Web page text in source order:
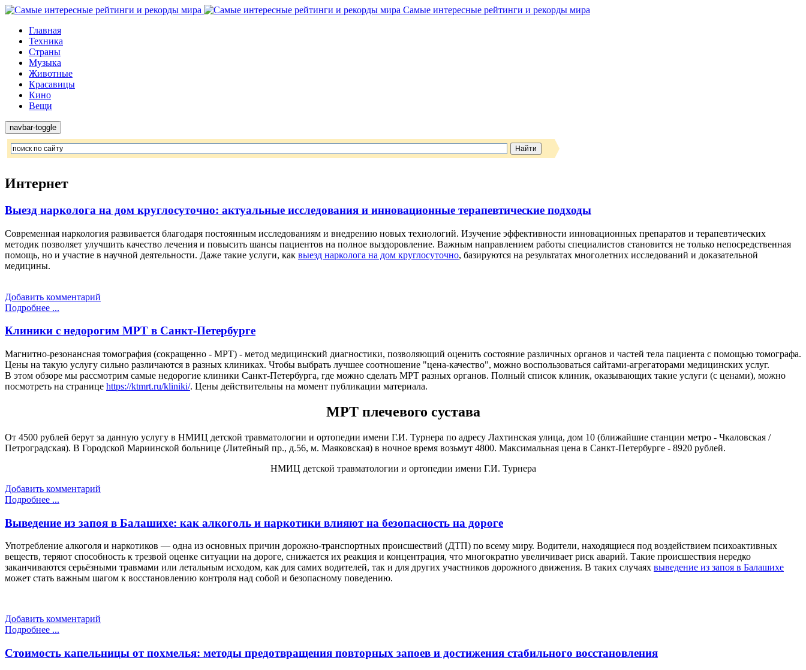
Самые интересные рейтинги и рекорды мира
Главная
Техника
Страны
Музыка
Животные
Красавицы
Кино
Вещи
navbar-toggle
Интернет
Выезд нарколога на дом круглосуточно: актуальные исследования и инновационные терапевтические подходы
Современная наркология развивается благодаря постоянным исследованиям и внедрению новых технологий. Изучение эффективности инновационных препаратов и терапевтических
методик позволяет улучшить качество лечения и повысить шансы пациентов на полное выздоровление. Важным направлением работы специалистов становится не только непосредственная
помощь, но и участие в научной деятельности. Даже такие услуги, как выезд нарколога на дом круглосуточно, базируются на результатах многолетних исследований и доказательной
медицины.
Добавить комментарий
Подробнее ...
Клиники с недорогим МРТ в Санкт-Петербурге
Магнитно-резонансная томография (сокращенно - МРТ) - метод медицинский диагностики, позволяющий оценить состояние различных органов и частей тела пациента с помощью томографа.
Цены на такую услугу сильно различаются в разных клиниках. Чтобы выбрать лучшее соотношение "цена-качество", можно воспользоваться сайтами-агрегаторами медицинских услуг.
В этом обзоре мы рассмотрим самые недорогие клиники Санкт-Петербурга, где можно сделать МРТ разных органов. Полный список клиник, оказывающих такие услуги (с ценами), можно
посмотреть на странице https://ktmrt.ru/kliniki/. Цены действительны на момент публикации материала.
МРТ плечевого сустава
От 4500 рублей берут за данную услугу в НМИЦ детской травматологии и ортопедии имени Г.И. Турнера по адресу Лахтинская улица, дом 10 (ближайшие станции метро - Чкаловская /
Петроградская). В Городской Мариинской больнице (Литейный пр., д.56, м. Маяковская) в ночное время возьмут 4800. Максимальная цена в Санкт-Петербурге - 8920 рублей.
НМИЦ детской травматологии и ортопедии имени Г.И. Турнера
Добавить комментарий
Подробнее ...
Выведение из запоя в Балашихе: как алкоголь и наркотики влияют на безопасность на дороге
Употребление алкоголя и наркотиков — одна из основных причин дорожно-транспортных происшествий (ДТП) по всему миру. Водители, находящиеся под воздействием психоактивных
веществ, теряют способность к трезвой оценке ситуации на дороге, снижается их реакция и концентрация, что многократно увеличивает риск аварий. Такие происшествия нередко
заканчиваются серьёзными травмами или летальным исходом, как для самих водителей, так и для других участников дорожного движения. В таких случаях выведение из запоя в Балашихе
может стать важным шагом к восстановлению контроля над собой и безопасному поведению.
Добавить комментарий
Подробнее ...
Стоимость капельницы от похмелья: методы предотвращения повторных запоев и достижения стабильного восстановления